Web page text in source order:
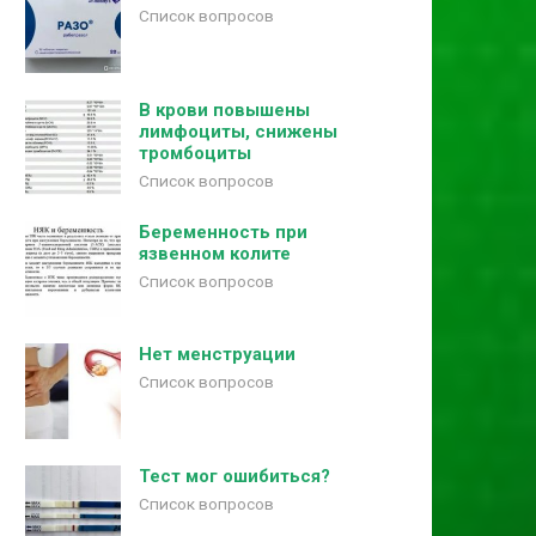
Список вопросов
В крови повышены
лимфоциты, снижены
тромбоциты
Список вопросов
Беременность при
язвенном колите
Список вопросов
Нет менструации
Список вопросов
Тест мог ошибиться?
Список вопросов